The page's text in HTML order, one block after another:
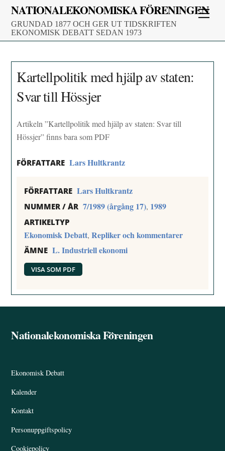
Skip
content
NATIONALEKONOMISKA FÖRENINGEN
GRUNDAD 1877 OCH GER UT TIDSKRIFTEN
EKONOMISK DEBATT SEDAN 1973
Kartellpolitik med hjälp av staten:
Svar till Hössjer
Artikeln ”Kartellpolitik med hjälp av staten: Svar till
Hössjer” finns bara som PDF
FÖRFATTARE Lars Hultkrantz
FÖRFATTARE Lars Hultkrantz
NUMMER / ÅR 7/1989 (årgång 17), 1989
ARTIKELTYP
Ekonomisk Debatt,Repliker och kommentarer
ÄMNE L. Industriell ekonomi
VISA SOM PDF
Back
Nationalekonomiska Föreningen
Ekonomisk Debatt
Kalender
Kontakt
Personuppgiftspolicy
Cookiepolicy